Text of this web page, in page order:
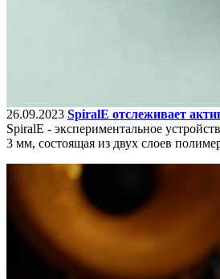
26.09.2023 SpiralE отслеживает
SpiralE - экспериментальное
3 мм, состоящая из двух слоев